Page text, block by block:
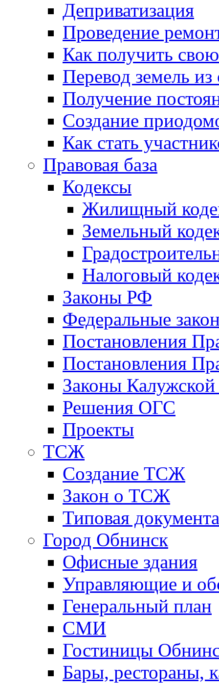
Деприватизация
Проведение
Как получить
Перевод земель
Получение
Создание
Как стать
Правовая база
Кодексы
Жилищный
Земельный
Налоговый
Законы РФ
Федеральные
Постановления
Постановления
Законы Калужской
Решения ОГС
Проекты
ТСЖ
Создание ТСЖ
Закон о ТСЖ
Типовая
Город Обнинск
Офисные здания
Управляющие и
Генеральный план
СМИ
Гостиницы
Бары, рестораны,